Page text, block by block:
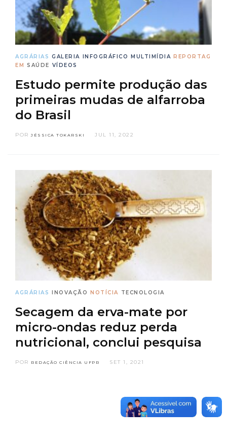
AGRÁRIAS GALERIA INFOGRÁFICO MULTIMÍDIA REPORTAG
EM SAÚDE VÍDEOS
Estudo permite produção das
primeiras mudas de alfarroba
do Brasil
POR JÉSSICA TOKARSKI JUL 11, 2022
AGRÁRIAS INOVAÇÃO NOTÍCIA TECNOLOGIA
Secagem da erva-mate por
micro-ondas reduz perda
nutricional, conclui pesquisa
POR REDAÇÃO CIÊNCIA UFPR SET 1, 2021